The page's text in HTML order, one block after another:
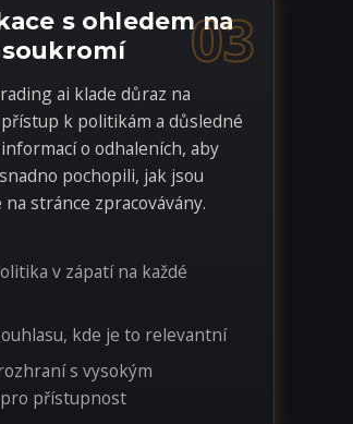
03
s ohledem na
soukromí
ai klade důraz na
k politikám a důsledné
o odhaleních, aby
pochopili, jak jsou
stránce zpracovávány.
v zápatí na každé
kde je to relevantní
s vysokým
přístupnost